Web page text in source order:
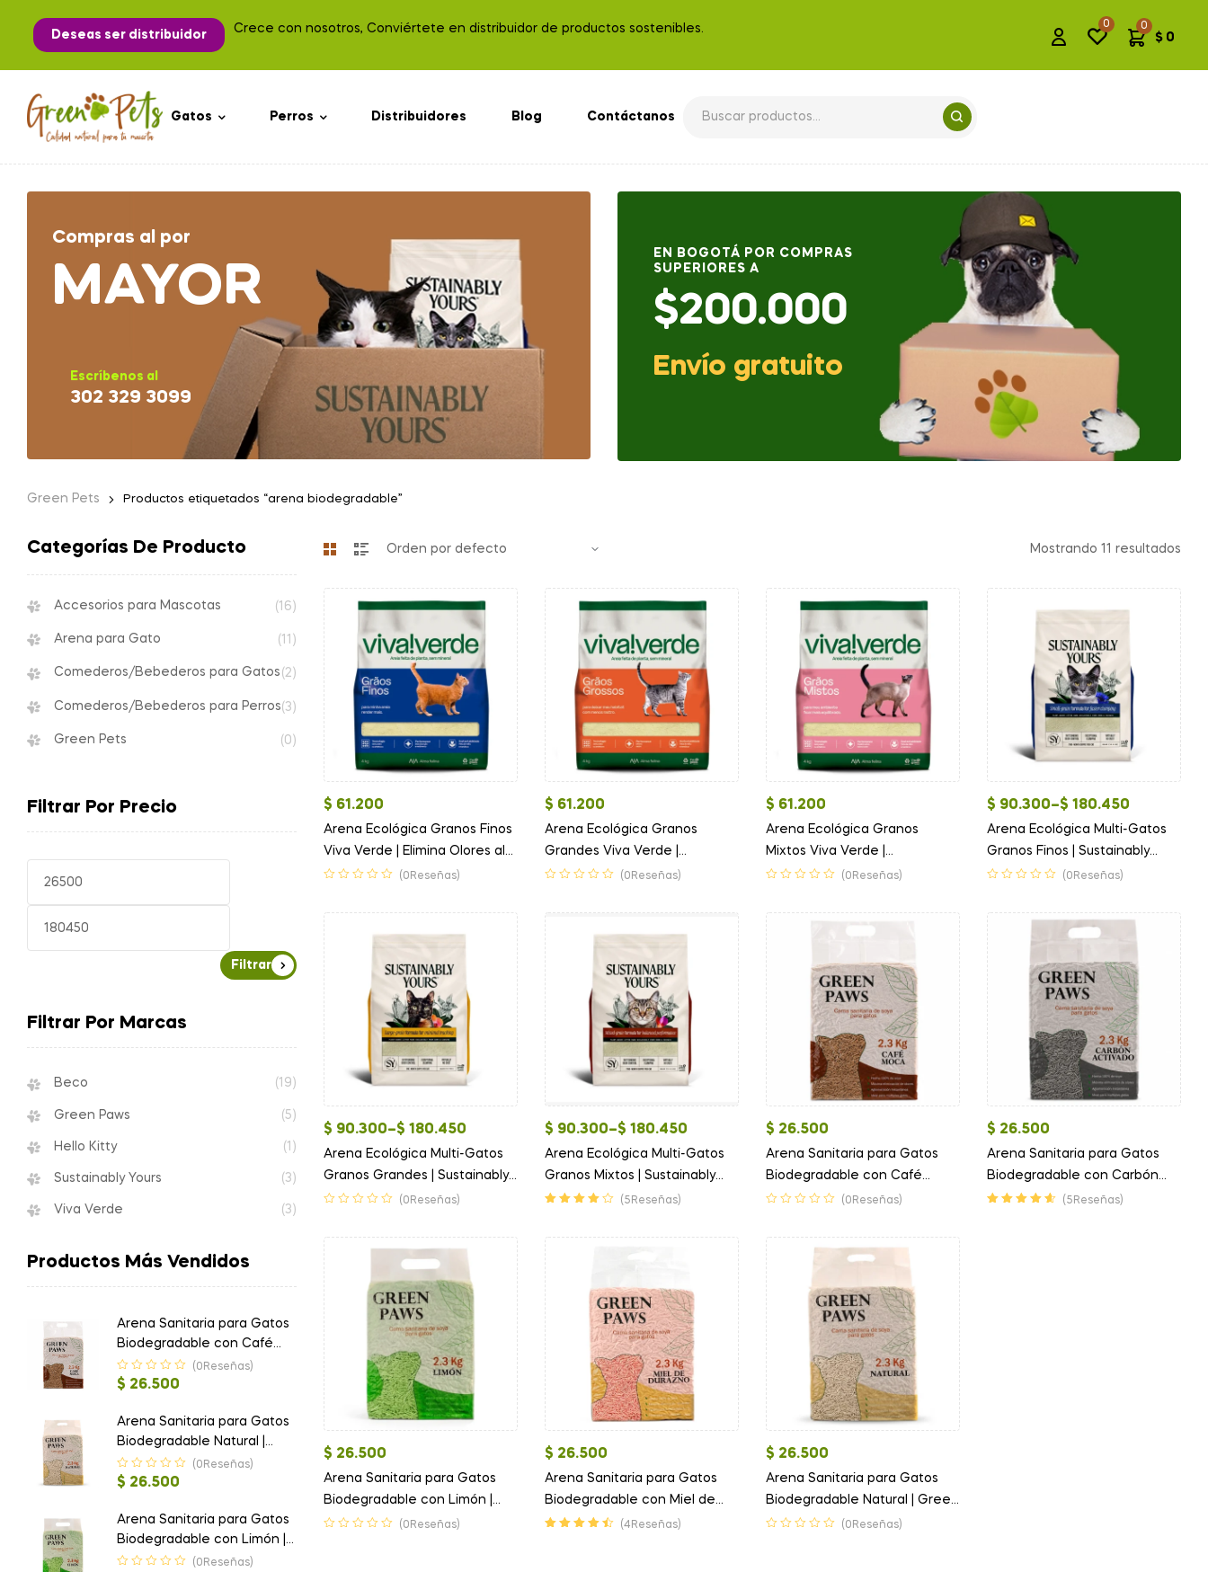
Deseas ser distribuidor Crece con nosotros, Conviértete en distribuidor de productos sostenibles. 0 0
$ 0
Gatos Perros Distribuidores Blog Contáctanos
MAYOR
Compras al por
Escríbenos al
302 329 3099
EN BOGOTÁ POR COMPRAS
SUPERIORES A
$200.000
Envío gratuito
Green Pets Productos etiquetados “arena biodegradable”
Mostrando 11 resultados
$ 61.200
Arena Ecológica Granos Finos
Viva Verde | Elimina Olores al
Instante
(0Reseñas)
$ 61.200
Arena Ecológica Granos
Grandes Viva Verde |
Recomendada por Jackson
(0Reseñas)
$ 61.200
Arena Ecológica Granos
Mixtos Viva Verde |
Recomendada por Jackson
(0Reseñas)
$ 90.300–$ 180.450
Arena Ecológica Multi-Gatos
Granos Finos | Sustainably
Yours
(0Reseñas)
$ 90.300–$ 180.450
Arena Ecológica Multi-Gatos
Granos Grandes | Sustainably
Yours
(0Reseñas)
$ 90.300–$ 180.450
Arena Ecológica Multi-Gatos
Granos Mixtos | Sustainably
Yours
(5Reseñas)
$ 26.500
Arena Sanitaria para Gatos
Biodegradable con Café
Moca | Green Paws
(0Reseñas)
$ 26.500
Arena Sanitaria para Gatos
Biodegradable con Carbón
Activado | Green Paws
(5Reseñas)
$ 26.500
Arena Sanitaria para Gatos
Biodegradable con Limón |
Green Paws (0Reseñas)
$ 26.500
Arena Sanitaria para Gatos
Biodegradable con Miel de
Durazno | Green Paws
(4Reseñas)
$ 26.500
Arena Sanitaria para Gatos
Biodegradable Natural | Green
Paws
(0Reseñas)
Categorías De Producto
Accesorios para Mascotas (16)
Arena para Gato (11)
Comederos/Bebederos para Gatos (2)
Comederos/Bebederos para Perros(3)
Green Pets (0)
Filtrar Por Precio
Filtrar
Filtrar Por Marcas
Beco (19)
Green Paws (5)
Hello Kitty (1)
Sustainably Yours (3)
Viva Verde (3)
Productos Más Vendidos
Arena Sanitaria para Gatos
Biodegradable con Café
Moca | Green Paws
(0Reseñas)
$ 26.500
Arena Sanitaria para Gatos
Biodegradable Natural |
Green Paws (0Reseñas)
$ 26.500
Arena Sanitaria para Gatos
Biodegradable con Limón |
Green Paws (0Reseñas)